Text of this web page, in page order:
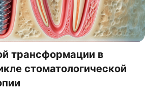
трансформации в
стоматологической